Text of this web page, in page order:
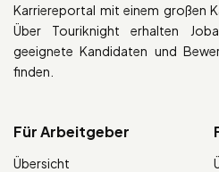
Karriereportal mit einem großen
Über Touriknight erhalten
geeignete Kandidaten und
finden.
Für Arbeitgeber
Übersicht